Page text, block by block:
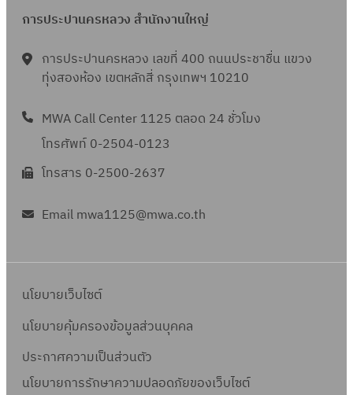
การประปานครหลวง สำนักงานใหญ่
การประปานครหลวง เลขที่ 400 ถนนประชาชื่น แขวง
ทุ่งสองห้อง เขตหลักสี่ กรุงเทพฯ 10210
MWA Call Center 1125 ตลอด 24 ชั่วโมง
โทรศัพท์ 0-2504-0123
โทรสาร 0-2500-2637
Email mwa1125@mwa.co.th
นโยบายเว็บไซต์
นโยบายคุ้มครองข้อมูลส่วนบุคคล
ประกาศความเป็นส่วนตัว
นโยบายการรักษาความปลอดภัยของเว็บไซต์